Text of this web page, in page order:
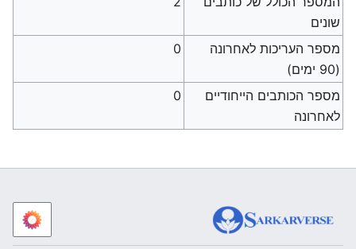
שונים
מספר העריכות לאחרונה
(90 ימים)
0
מספר הכותבים הייחודיים
לאחרונה
0